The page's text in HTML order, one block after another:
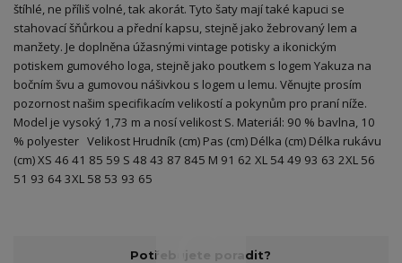
štíhlé, ne příliš volné, tak akorát. Tyto šaty mají také kapuci se
stahovací šňůrkou a přední kapsu, stejně jako žebrovaný lem a
manžety. Je doplněna úžasnými vintage potisky a ikonickým
potiskem gumového loga, stejně jako poutkem s logem Yakuza na
bočním švu a gumovou nášivkou s logem u lemu. Věnujte prosím
pozornost našim specifikacím velikostí a pokynům pro praní níže.
Model je vysoký 1,73 m a nosí velikost S. Materiál: 90 % bavlna, 10
% polyester Velikost Hrudník (cm) Pas (cm) Délka (cm) Délka rukávu
(cm) XS 46 41 85 59 S 48 43 87 845 M 91 62 XL 54 49 93 63 2XL 56
51 93 64 3XL 58 53 93 65
Potřebujete poradit?